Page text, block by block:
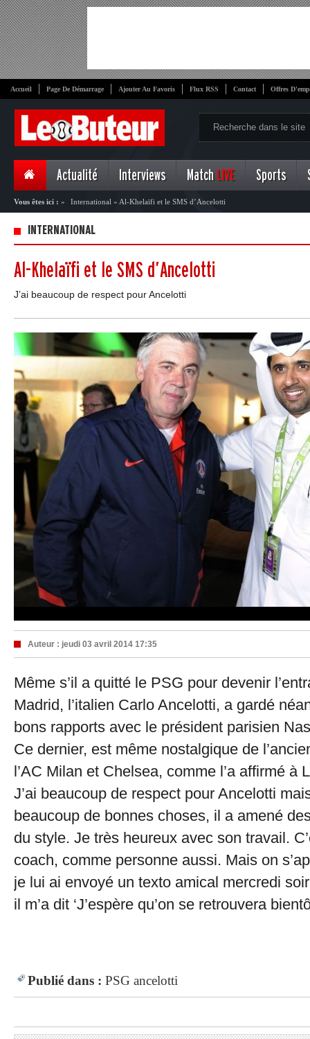
Accueil Page De Démarrage Ajouter Au Favoris Flux RSS Contact Offres
Actualité Interviews Match LIVE Sports
Vous êtes ici : » International » Al-Khelaïfi et le SMS d’Ancelotti
INTERNATIONAL
Al-Khelaïfi et le SMS d’Ancelotti
J’ai beaucoup de respect pour Ancelotti
Auteur : jeudi 03 avril 2014 17:35
Même s’il a quitté le PSG pour devenir
Madrid, l’italien Carlo Ancelotti, a gardé
bons rapports avec le président parisien
Ce dernier, est même nostalgique de
l’AC Milan et Chelsea, comme l’a affirmé à
J’ai beaucoup de respect pour Ancelotti
beaucoup de bonnes choses, il a amené
du style. Je très heureux avec son travail.
coach, comme personne aussi. Mais on
je lui ai envoyé un texto amical mercredi
il m’a dit ‘J’espère qu’on se retrouvera
Publié dans : PSG ancelotti